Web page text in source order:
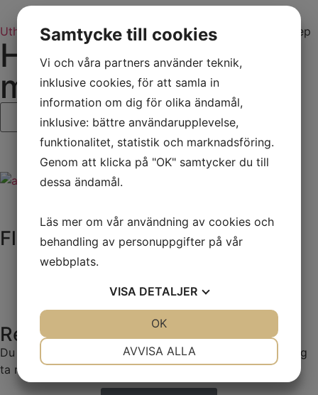
Uthyrning Kravallstängsel Avspärrning med röda-rep
Hyr Avspärrning
med röda-rep idag!
Fler liknande produkter
Redo att planera ditt event?
Du behöver inte veta exakt vad du ska ha – vi hjälper dig
ta reda på det.
Samtycke till cookies
Vi och våra partners använder teknik,
inklusive cookies, för att samla in
information om dig för olika ändamål,
inklusive: bättre användarupplevelse,
funktionalitet, statistik och marknadsföring.
Genom att klicka på "OK" samtycker du till
dessa ändamål.
Läs mer om vår användning av cookies och
behandling av personuppgifter på vår
webbplats.
VISA DETALJER
AVVISA ALLA
OK